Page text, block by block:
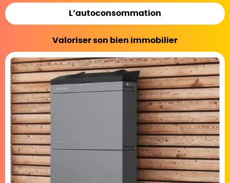
L’autoconsommation
Valoriser son bien immobilier